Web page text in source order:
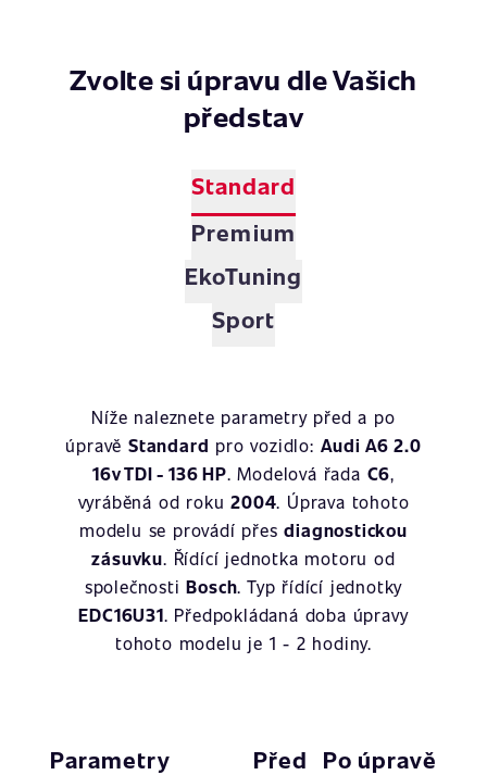
Zvolte si úpravu dle Vašich
představ
Standard
Premium
EkoTuning
Sport
Níže naleznete parametry před a po
úpravěStandard pro vozidlo: Audi A6 2.0
16v TDI - 136 HP. Modelová řada C6,
vyráběná od roku2004. Úprava tohoto
modelu se provádí přesdiagnostickou
zásuvku. Řídící jednotka motoru od
společnostiBosch. Typ řídící jednotky
EDC16U31. Předpokládaná doba úpravy
tohoto modelu je 1 - 2 hodiny.
Parametry
Před Po úpravě